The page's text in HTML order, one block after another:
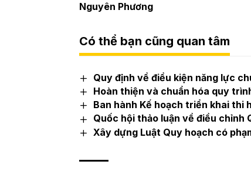
Nguyên Phương
Có thể bạn cũng quan tâm
Quy định về điều kiện năng lực
Hoàn thiện và chuẩn hóa quy
Ban hành Kế hoạch triển khai thi
Quốc hội thảo luận về điều chỉnh
Xây dựng Luật Quy hoạch có